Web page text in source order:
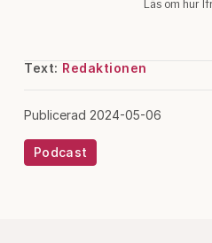
Text: Redaktionen
Publicerad 2024-05-06
Podcast